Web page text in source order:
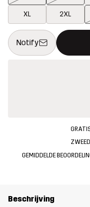
XL 2XL
Notify
Deze knop opent een
{{size}} niet beschikbaar
GEMIDDELDE
Beschrijving